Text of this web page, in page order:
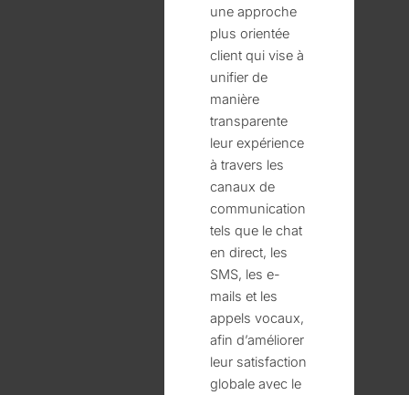
une approche
plus orientée
client qui vise à
unifier de
manière
transparente
leur expérience
à travers les
canaux de
communication
tels que le chat
en direct, les
SMS, les e-
mails et les
appels vocaux,
afin d’améliorer
leur satisfaction
globale avec le